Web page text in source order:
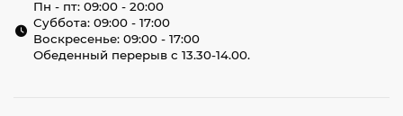
Пн - пт: 09:00 - 20:00
Суббота: 09:00 - 17:00
Воскресенье: 09:00 - 17:00
Обеденный перерыв с 13.30-14.00.